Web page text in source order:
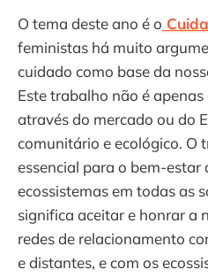
O tema deste ano é o
feministas há muito
cuidado como base da
Este trabalho não é
através do mercado ou do
comunitário e ecológico. O
essencial para o bem-estar
ecossistemas em todas as
significa aceitar e honrar a
redes de relacionamento
e distantes, e com os